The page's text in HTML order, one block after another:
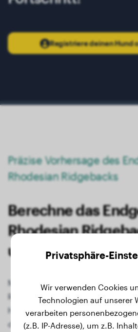
Registriere deinen Hund
Präzise Vorhersage des
Rhodesian Ridgebacks
Berechne das
Rhodesian
und -Junghunde
Möchtest du wissen, wie groß dein
Ridgeback-Welpe einmal wird? Mit
Hundewachstumsrechner kannst
der Rasse Rhodesian Ridgeback
Privatsphäre-
Wir verwenden Cookies
Technologien auf unserer
verarbeiten
(z.B. IP-Adresse), um z.B.